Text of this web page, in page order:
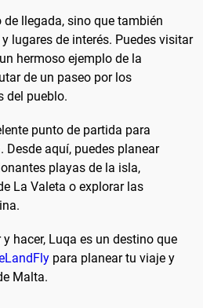
llegada, sino que también
lugares de interés. Puedes visitar
hermoso ejemplo de la
de un paseo por los
del pueblo.
punto de partida para
Desde aquí, puedes planear
playas de la isla,
La Valeta o explorar las
hacer, Luqa es un destino que
para planear tu viaje y
Malta.